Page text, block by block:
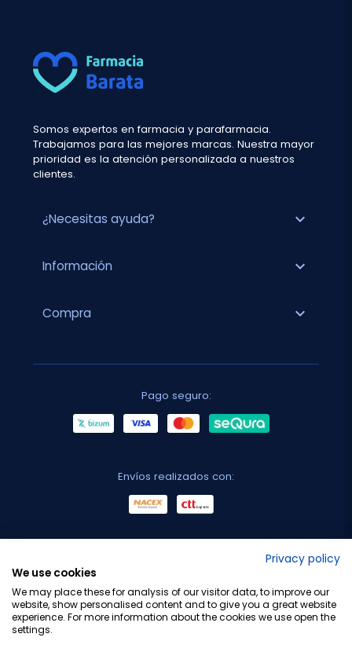
Somos expertos en farmacia y parafarmacia.
Trabajamos para las mejores marcas. Nuestra mayor
prioridad es la atención personalizada a nuestros
clientes.
¿Necesitas ayuda? expand_more
Información expand_more
Compra expand_more
Pago seguro:
Envíos realizados con:
Privacy policy
We use cookies
We may place these for analysis of our visitor data, to improve our
website, show personalised content and to give you a great website
experience. For more information about the cookies we use open the
settings.